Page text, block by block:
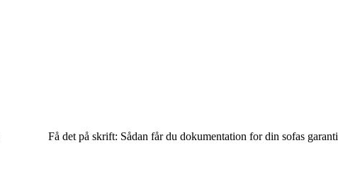
Få det på skrift: Sådan får du dokumentation for din sofas garanti